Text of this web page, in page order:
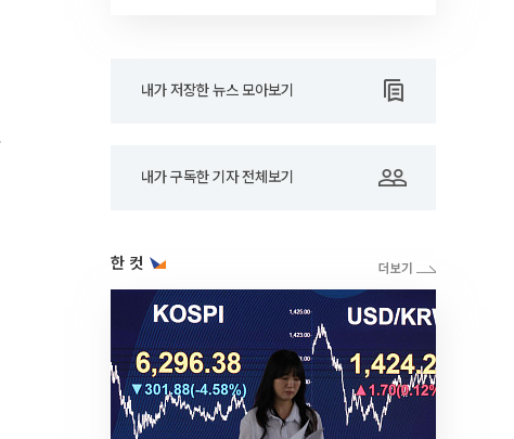
내가 저장한 뉴스 모아보기
내가 구독한 기자 전체보기
한 컷